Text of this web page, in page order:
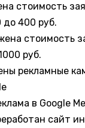
стоимость
до 400 руб.
стоимость
руб.
рекламные
в Google
сайт